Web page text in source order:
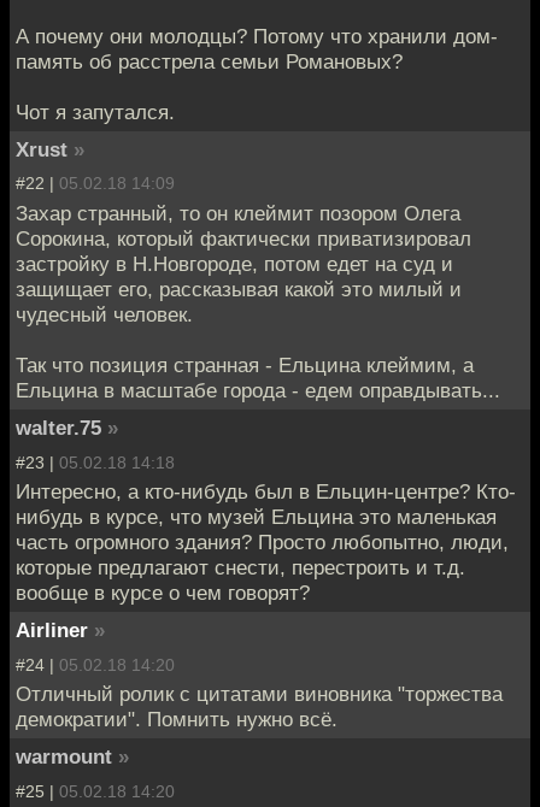
А почему они молодцы? Потому что хранили дом-
память об расстрела семьи Романовых?
Чот я запутался.
Xrust »
#22 | 05.02.18 14:09
Захар странный, то он клеймит позором Олега
Сорокина, который фактически приватизировал
застройку в Н.Новгороде, потом едет на суд и
защищает его, рассказывая какой это милый и
чудесный человек.
Так что позиция странная - Ельцина клеймим, а
Ельцина в масштабе города - едем оправдывать...
walter.75 »
#23 | 05.02.18 14:18
Интересно, а кто-нибудь был в Ельцин-центре? Кто-
нибудь в курсе, что музей Ельцина это маленькая
часть огромного здания? Просто любопытно, люди,
которые предлагают снести, перестроить и т.д.
вообще в курсе о чем говорят?
Airliner »
#24 | 05.02.18 14:20
Отличный ролик с цитатами виновника "торжества
демократии". Помнить нужно всё.
warmount »
#25 | 05.02.18 14:20